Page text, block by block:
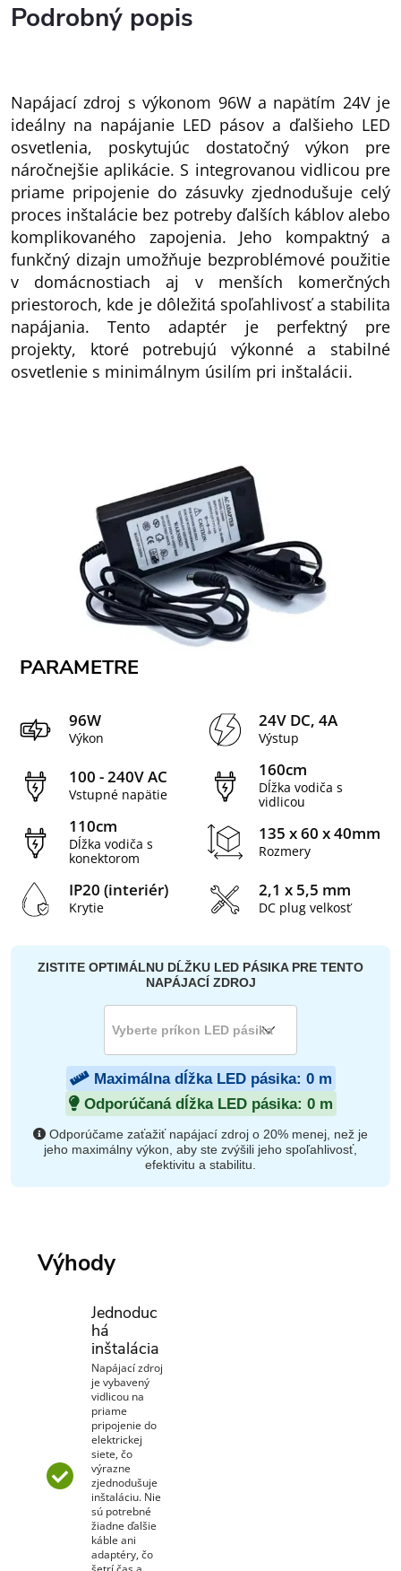
Podrobný popis
Napájací zdroj s výkonom 96W a napätím 24V je
ideálny na napájanie LED pásov a ďalšieho LED
osvetlenia, poskytujúc dostatočný výkon pre
náročnejšie aplikácie. S integrovanou vidlicou pre
priame pripojenie do zásuvky zjednodušuje celý
proces inštalácie bez potreby ďalších káblov alebo
komplikovaného zapojenia. Jeho kompaktný a
funkčný dizajn umožňuje bezproblémové použitie
v domácnostiach aj v menších komerčných
priestoroch, kde je dôležitá spoľahlivosť a stabilita
napájania. Tento adaptér je perfektný pre
projekty, ktoré potrebujú výkonné a stabilné
osvetlenie s minimálnym úsilím pri inštalácii.
PARAMETRE
96W
Výkon
24V DC, 4A
Výstup
100 - 240V AC
Vstupné napätie
160cm
Dĺžka vodiča s
vidlicou
110cm
Dĺžka vodiča s
konektorom
135 x 60 x 40mm
Rozmery
IP20 (interiér)
Krytie
2,1 x 5,5 mm
DC plug velkosť
ZISTITE OPTIMÁLNU DĹŽKU LED PÁSIKA PRE TENTO
NAPÁJACÍ ZDROJ
Maximálna dĺžka LED pásika: 0m
Odporúčaná dĺžka LED pásika: 0m
Odporúčame zaťažiť napájací zdroj o 20% menej, než je
jeho maximálny výkon, aby ste zvýšili jeho spoľahlivosť,
efektivitu a stabilitu.
Výhody
Jednoduc
há
inštalácia
Napájací zdroj
je vybavený
vidlicou na
priame
pripojenie do
elektrickej
siete, čo
výrazne
zjednodušuje
inštaláciu. Nie
sú potrebné
žiadne ďalšie
káble ani
adaptéry, čo